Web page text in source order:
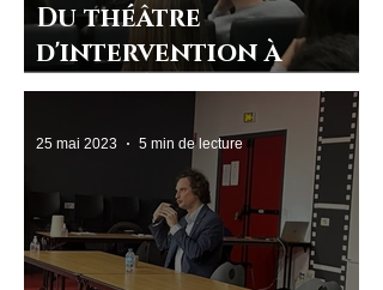
Du théâtre
d'intervention à
Beaupré
25 mai 2023 5 min de lecture